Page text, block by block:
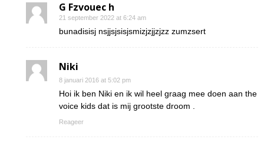
G Fzvouec h
21 september 2022 at 6:24 am
bunadisisj nsjjsjsisjsmizjzjjzjzz zumzsert
Niki
8 januari 2016 at 5:02 pm
Hoi ik ben Niki en ik wil heel graag mee doen aan the
voice kids dat is mij grootste droom .
Reageer